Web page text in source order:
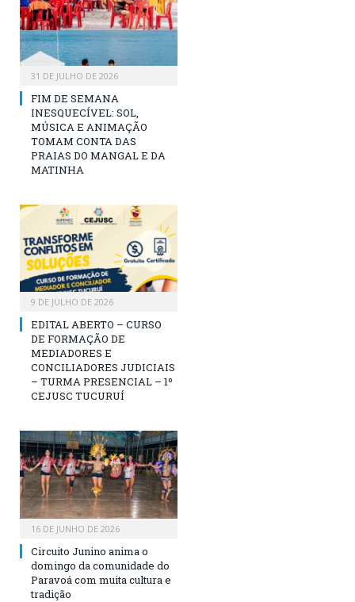
31 DE JULHO DE 2026
FIM DE SEMANA
INESQUECÍVEL: SOL,
MÚSICA E ANIMAÇÃO
TOMAM CONTA DAS
PRAIAS DO MANGAL E DA
MATINHA
9 DE JULHO DE 2026
EDITAL ABERTO – CURSO
DE FORMAÇÃO DE
MEDIADORES E
CONCILIADORES JUDICIAIS
– TURMA PRESENCIAL – 1º
CEJUSC TUCURUÍ
16 DE JUNHO DE 2026
Circuito Junino anima o
domingo da comunidade do
Paravoá com muita cultura e
tradição